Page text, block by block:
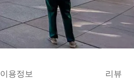
이용정보 리뷰